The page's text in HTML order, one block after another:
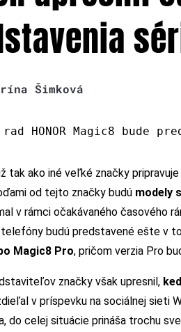
Šimková
rad HONOR Magic8 bude
tak ako iné veľké značky pripravuje
od tejto značky budú modely
v rámci očakávaného časového
telefóny budú predstavené ešte v
Magic8 Pro, pričom verzia Pro
značky však upresnil,
v príspevku na sociálnej sieti
do celej situácie prináša trochu